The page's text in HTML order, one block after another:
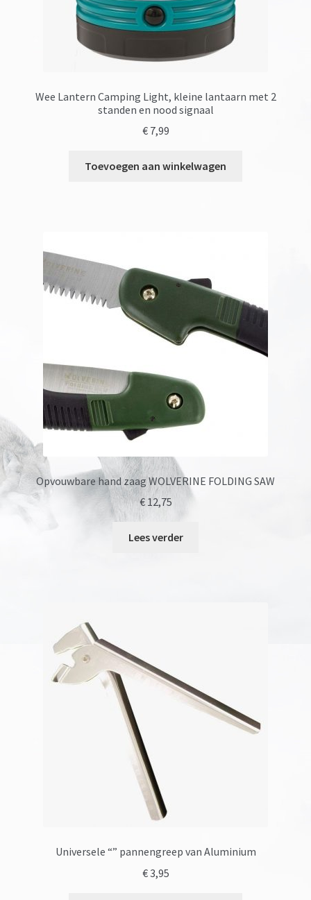
Wee Lantern Camping Light, kleine lantaarn met 2
standen en nood signaal
€7,99
Toevoegen aan winkelwagen
Opvouwbare hand zaag WOLVERINE FOLDING SAW
€12,75
Lees verder
Universele “” pannengreep van Aluminium
€3,95